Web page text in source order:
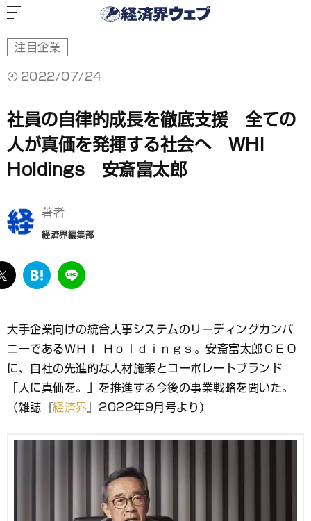
注目企業
2022/07/24
社員の自律的成長を徹底支援 全ての
人が真価を発揮する社会へ WHI
Holdings 安斎富太郎
著者
経済界編集部
twitter
は
ブ
ッ
ク
マ
ー
ク
LINE
大手企業向けの統合人事システムのリーディングカンパ
ニーであるＷＨＩ Ｈｏｌｄｉｎｇｓ。安斎富太郎ＣＥＯ
に、自社の先進的な人材施策とコーポレートブランド
「人に真価を。」を推進する今後の事業戦略を聞いた。
（雑誌『 経済界 』2022年9月号より）